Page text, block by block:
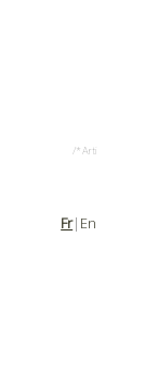
/* Artist
Fr En